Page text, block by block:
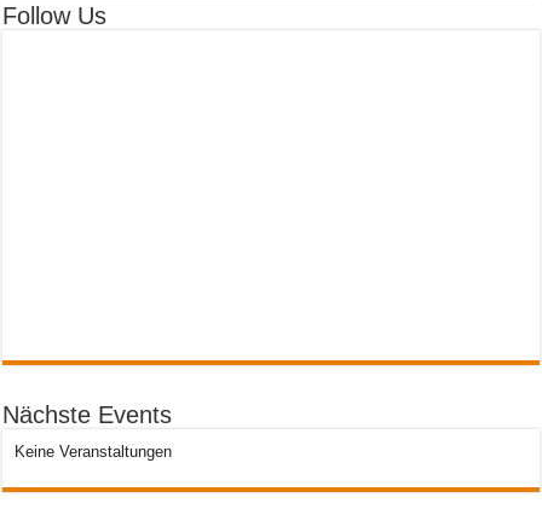
Follow Us
Nächste Events
Keine Veranstaltungen